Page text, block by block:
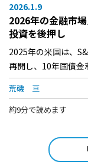
2026.1.9
2026年の金融市
投資を後押し
2025年の米国は、
再開し、10年国債
荒磯 亘
約9分で読めます